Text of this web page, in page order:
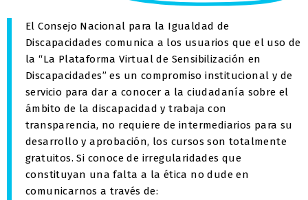
El Consejo Nacional para la Igualdad de
Discapacidades comunica a los usuarios que el uso de
la “La Plataforma Virtual de Sensibilización en
Discapacidades” es un compromiso institucional y de
servicio para dar a conocer a la ciudadanía sobre el
ámbito de la discapacidad y trabaja con
transparencia, no requiere de intermediarios para su
desarrollo y aprobación, los cursos son totalmente
gratuitos. Si conoce de irregularidades que
constituyan una falta a la ética no dude en
comunicarnos a través de: